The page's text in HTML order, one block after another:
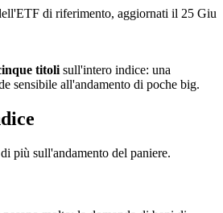
di riferimento, aggiornati il 25 Giu
titoli sull'intero indice: una
sensibile all'andamento di poche big.
più sull'andamento del paniere.